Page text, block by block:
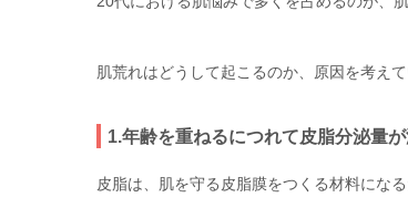
肌荒れはどうして起こるのか、原因を考えて
1.年齢を重ねるにつれて皮脂分泌量
皮脂は、肌を守る皮脂膜をつくる材料にな